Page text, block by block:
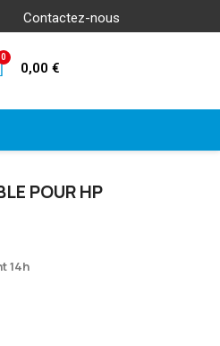
Contactez-nous
0,00 €
POUR HP
14h